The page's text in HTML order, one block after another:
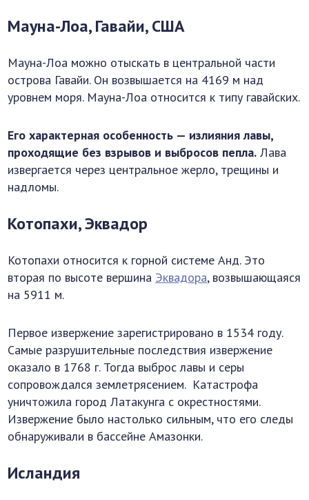
Мауна-Лоа, Гавайи, США
Мауна-Лоа можно отыскать в центральной части
острова Гавайи. Он возвышается на 4169 м над
уровнем моря. Мауна-Лоа относится к типу гавайских.
Его характерная особенность — излияния лавы,
проходящие без взрывов и выбросов пепла. Лава
извергается через центральное жерло, трещины и
надломы.
Котопахи, Эквадор
Котопахи относится к горной системе Анд. Это
вторая по высоте вершина Эквадора, возвышающаяся
на 5911 м.
Первое извержение зарегистрировано в 1534 году.
Самые разрушительные последствия извержение
оказало в 1768 г. Тогда выброс лавы и серы
сопровождался землетрясением. Катастрофа
уничтожила город Латакунга с окрестностями.
Извержение было настолько сильным, что его следы
обнаруживали в бассейне Амазонки.
Исландия